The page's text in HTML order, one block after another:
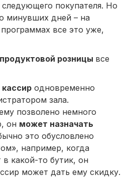
покупателя. Но
минувших дней – на
все это уже,
розницы все
кассир одновременно
зала.
позволено немного
он может назначать
это обусловлено
например, когда
в какой-то бутик, он
может дать ему скидку.